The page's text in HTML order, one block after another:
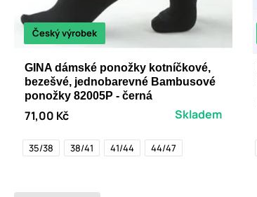
Český výrobek
GINA dámské ponožky kotníčkové,
bezešvé, jednobarevné Bambusové
ponožky 82005P - černá
71,00 Kč Skladem
35/38 38/41 41/44 44/47